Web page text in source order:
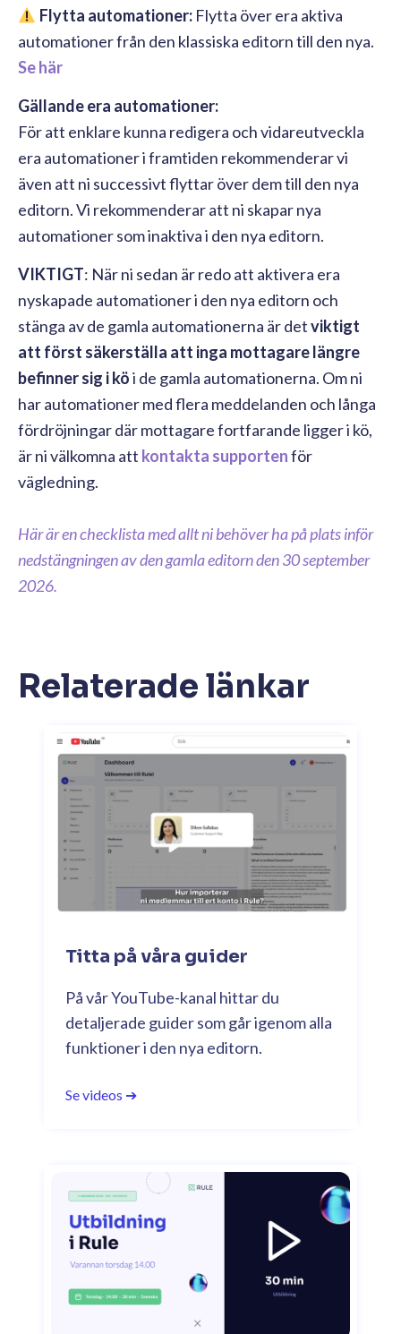
Flytta automationer:Flytta över era aktiva
automationer från den klassiska editorn till den nya.
Se här
Gällande era automationer:
För att enklare kunna redigera och vidareutveckla
era automationer i framtiden rekommenderar vi
även att ni successivt flyttar över dem till den nya
editorn. Vi rekommenderar att ni skapar nya
automationer som inaktiva i den nya editorn.
VIKTIGT: När ni sedan är redo att aktivera era
nyskapade automationer i den nya editorn och
stänga av de gamla automationerna är detviktigt
att först säkerställa att inga mottagare längre
befinner sig i köi de gamla automationerna. Om ni
har automationer med flera meddelanden och långa
fördröjningar där mottagare fortfarande ligger i kö,
är ni välkomna att kontakta supportenför
vägledning.
Här är en checklista med allt ni behöver ha på plats inför
nedstängningen av den gamla editorn den 30 september
2026.
Relaterade länkar
Titta på våra guider
På vår YouTube-kanal hittar du
detaljerade guider som går igenom alla
funktioner i den nya editorn.
Se videos ➔